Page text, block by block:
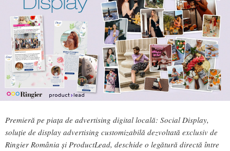
Premieră pe piața de advertising digital locală: Social Display,
soluție de display advertising customizabilă dezvoltată exclusiv de
Ringier România și ProductLead, deschide o legătură directă între